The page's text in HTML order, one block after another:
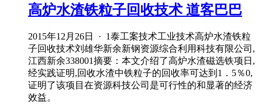
高炉水渣铁粒子回收技术 道客巴巴
2015年12月26日 · 1泰工案技术工业技术高炉水渣铁粒
子回收技术刘雄华新余新钢资源综合利用科技有限公司,
江西新余338001摘要：本文介绍了高炉水渣磁选铁项日,
经实践证明,回收水渣中铁粒子的回收率可达到1．5％0,
证明了该项目在资源科技公司是可行性的和显著的经济
效益。